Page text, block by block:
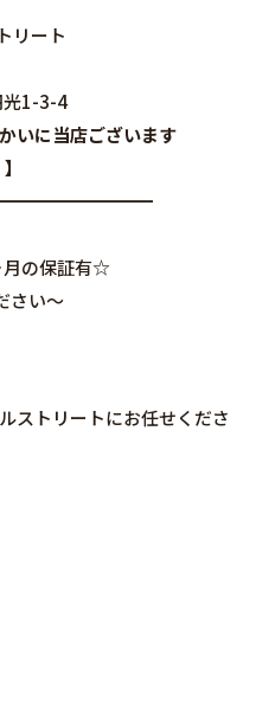
トリート
1-3-4
いに当店ございます
月の保証有☆
さい～
ストリートにお任せくださ